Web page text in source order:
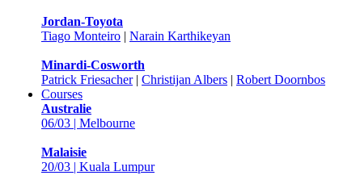
Jordan-Toyota
Tiago Monteiro | Narain Karthikeyan
Minardi-Cosworth
Patrick Friesacher| Christijan Albers | Robert Doornbos
Courses
Australie
06/03 | Melbourne
Malaisie
20/03 | Kuala Lumpur